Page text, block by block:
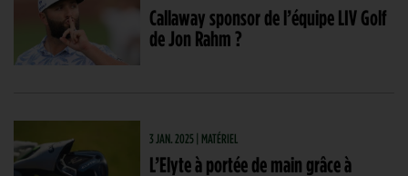
Callaway sponsor de l’équipe LIV Golf
de Jon Rahm ?
3 JAN. 2025 | MATÉRIEL
L’Elyte à portée de main grâce à